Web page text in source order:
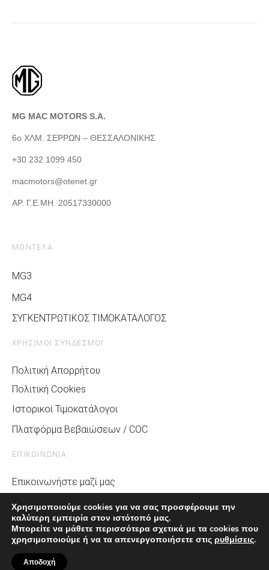
MG MAC MOTORS S.A.
6ο ΧΛΜ. ΣΕΡΡΩΝ – ΘΕΣΣΑΛΟΝΙΚΗΣ
+30 232 1099 450
macmotors@otenet.gr
ΑΡ. Γ.Ε.ΜΗ. 20517330000
ΜΟΝΤΕΛΑ
MG3
MG4
ΣΥΓΚΕΝΤΡΩΤΙΚΟΣ ΤΙΜΟΚΑΤΑΛΟΓΟΣ
ΧΡΗΣΙΜΟΙ ΣΥΝΔΕΣΜΟΙ
Πολιτική Απορρήτου
Πολιτική Cookies
Ιστορικοί Τιμοκατάλογοι
Πλατφόρμα Βεβαιώσεων / COC
ΕΠΙΚΟΙΝΩΝΙΑ
Επικοινωνήστε μαζί μας
Σχετικά με την MG
Media & MG Life
Αίτημα Service
Χρησιμοποιούμε cookies για να σας προσφέρουμε την
καλύτερη εμπειρία στον ιστότοπό μας.
Μπορείτε να μάθετε περισσότερα σχετικά με τα cookies που
χρησιμοποιούμε ή να τα απενεργοποιήσετε στις ρυθμίσεις.
Αποδοχή